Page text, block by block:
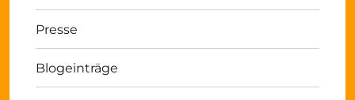
Presse
Blogeinträge